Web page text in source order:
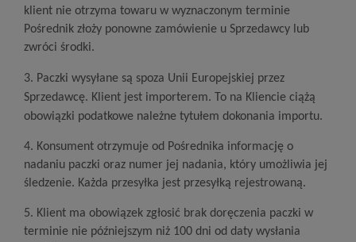
klient nie otrzyma towaru w wyznaczonym terminie
Pośrednik złoży ponowne zamówienie u Sprzedawcy lub
zwróci środki.
3. Paczki wysyłane są spoza Unii Europejskiej przez
Sprzedawcę. Klient jest importerem. To na Kliencie ciążą
obowiązki podatkowe należne tytułem dokonania importu.
4. Konsument otrzymuje od Pośrednika informację o
nadaniu paczki oraz numer jej nadania, który umożliwia jej
śledzenie. Każda przesyłka jest przesyłką rejestrowaną.
5. Klient ma obowiązek zgłosić brak doręczenia paczki w
terminie nie późniejszym niż 100 dni od daty wysłania